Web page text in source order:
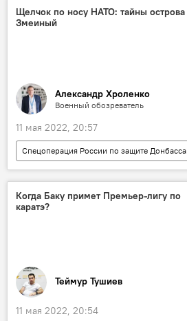
Щелчок по носу НАТО: тайны острова
Змеиный
Александр Хроленко
Военный обозреватель
11 мая 2022, 20:57
Спецоперация России по защите Донбасса
Колумнисты
НАТО
Когда Баку примет Премьер-лигу по
каратэ?
Теймур Тушиев
11 мая 2022, 20:54